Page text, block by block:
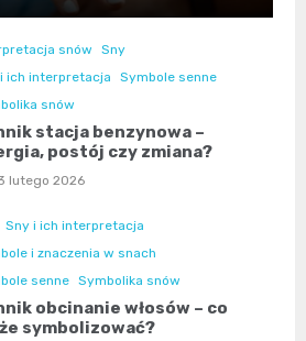
snów
Sny
ich interpretacja
Symbole senne
snów
stacja benzynowa –
postój czy zmiana?
lutego 2026
Sny i ich interpretacja
i znaczenia w snach
senne Symbolika snów
obcinanie włosów – co
symbolizować?